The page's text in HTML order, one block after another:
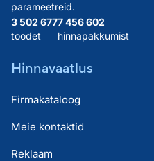
parameetreid.
3 502 677
toodet
7 456 602
hinnapakkumist
Hinnavaatlus
Firmakataloog
Meie kontaktid
Reklaam